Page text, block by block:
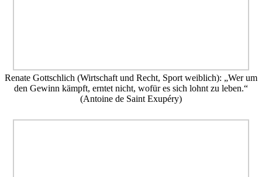
Renate Gottschlich (Wirtschaft und Recht, Sport weiblich): „Wer um
den Gewinn kämpft, erntet nicht, wofür es sich lohnt zu leben.“
(Antoine de Saint Exupéry)